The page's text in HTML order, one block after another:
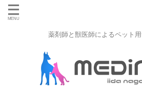
薬剤師と獣医師によるペット